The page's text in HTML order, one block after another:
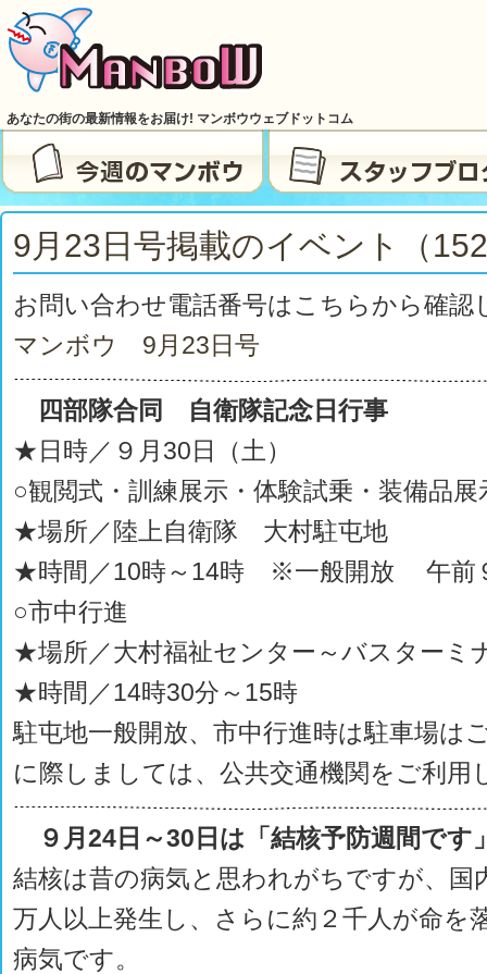
あなたの街の最新情報をお届け! マンボウウェブドットコム
9月23日号掲載のイベント（
お問い合わせ電話番号はこちらから確
マンボウ 9月23日号
四部隊合同 自衛隊記念日行事
★日時／９月30日（土）
○観閲式・訓練展示・体験試乗・装備品展
★場所／陸上自衛隊 大村駐屯地
★時間／10時～14時 ※一般開放 午前
○市中行進
★場所／大村福祉センター～バスターミ
★時間／14時30分～15時
駐屯地一般開放、市中行進時は駐車場は
に際しましては、公共交通機関をご利用
９月24日～30日は「結核予防週間です
結核は昔の病気と思われがちですが、国
万人以上発生し、さらに約２千人が命を
病気です。